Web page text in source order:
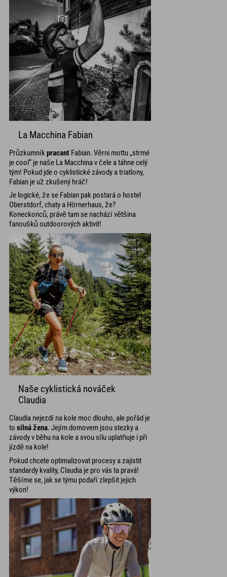
La Macchina Fabian
Průzkumníkpracant Fabian. Věrni mottu „strmé
je cool“ je naše La Macchina v čele a táhne celý
tým! Pokud jde o cyklistické závody a triatlony,
Fabian je už zkušený hráč!
Je logické, že se Fabian pak postará o hostel
Oberstdorf, chaty a Hörnerhaus, že?
Koneckonců, právě tam se nachází většina
fanoušků outdoorových aktivit!
Naše cyklistická nováček
Claudia
Claudia nejezdí na kole moc dlouho, ale pořád je
to silná žena. Jejím domovem jsou stezky a
závody v běhu na kole a svou sílu uplatňuje i při
jízdě na kole!
Pokud chcete optimalizovat procesy a zajistit
standardy kvality, Claudia je pro vás ta pravá!
Těšíme se, jak se týmu podaří zlepšit jejich
výkon!